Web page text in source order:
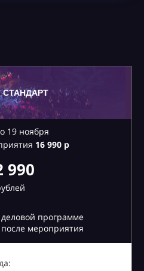
СТАНДАРТ
19 ноября
16990 р
990
программе
мероприятия